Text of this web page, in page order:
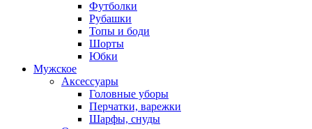
Футболки
Рубашки
Топы и боди
Шорты
Юбки
Мужское
Аксессуары
Головные уборы
Перчатки, варежки
Шарфы, снуды